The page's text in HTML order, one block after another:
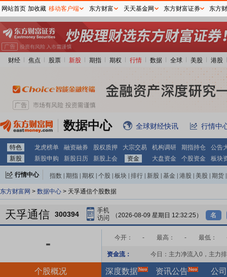
财经 焦点 股票 新股 期指 期权 行情 数据 全球 美股 港股
数据中心 全球财经快讯 行情中
特色 龙虎榜单 融资融券 股权质押 大宗交易 机构调研 期指持仓
公告
新股
新股申购 新股日历 新股上会 资金 大盘资金 个股资金 板块
行情中心 指数 期指 期权 个股 板块 排行 新股 基金 港股 美股 期货
东方财富网 > 数据中心 > 天孚通信个股数据
天孚通信 300394 （2026-08-09 星期日 12:32:25） 名
- 今开： - 最高： - 最低：
资金流： 今日：主力净流入0 ，主力
个股概况 深度数据 资讯公告 公
网站首页 加收藏 移动客户端 东方财富 天天基金网 东方财富证券 东方